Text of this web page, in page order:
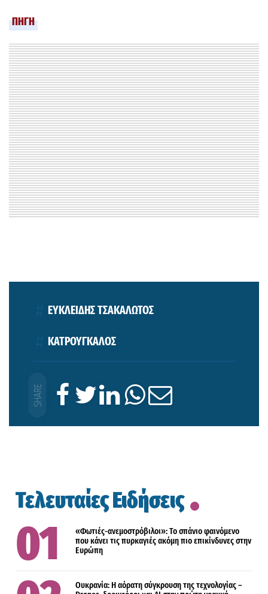
ΠΗΓΗ
ΕΥΚΛΕΙΔΗΣ ΤΣΑΚΑΛΩΤΟΣ
ΚΑΤΡΟΥΓΚΑΛΟΣ
Τελευταίες Ειδήσεις
«Φωτιές-ανεμοστρόβιλοι»: Το σπάνιο φαινόμενο
που κάνει τις πυρκαγιές ακόμη πιο επικίνδυνες στην
Ευρώπη
Ουκρανία: Η αόρατη σύγκρουση της τεχνολογίας –